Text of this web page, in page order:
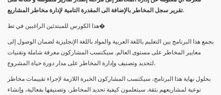
تقرير سجل المخاطر بالإضافة الى المقدرة التامية لإدارة مخاطر المشاريع.
هذا الكورس للمبتدئين الراغبين في تط�
يجمع هذا البرنامج بين التعليم باللغة العربية والمواد باللغة الإنجليزية لضمان الوصول إلى
معايير المخاطر على مستوى العالم. سيكتسب المشاركون معرفة شاملة وتقنيات
لتحديد وتصنيف وإدارة المخاطر على مدار دورة حياة المشروع.
بحلول نهاية هذا البرنامج، سيكتسب المشاركون الخبرة اللازمة لإجراء تقييمات مخاطر
نوعية لمشاريعهم بثقة. سيتعلمون كيفية تحديد المخاطر، وتصنيفها بفعالية، وإنشاء